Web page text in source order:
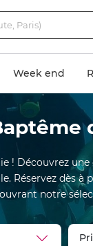
Week end
Découvrez
Réservez dès
notre